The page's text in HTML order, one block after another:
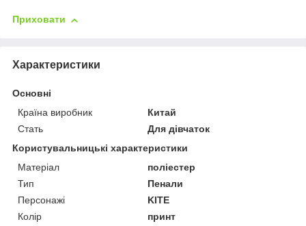
Приховати
Характеристики
Основні
Країна виробник
Китай
Стать
Для дівчаток
Користувальницькі характеристики
Матеріал
поліестер
Тип
Пенали
Персонажі
KITE
Колір
принт